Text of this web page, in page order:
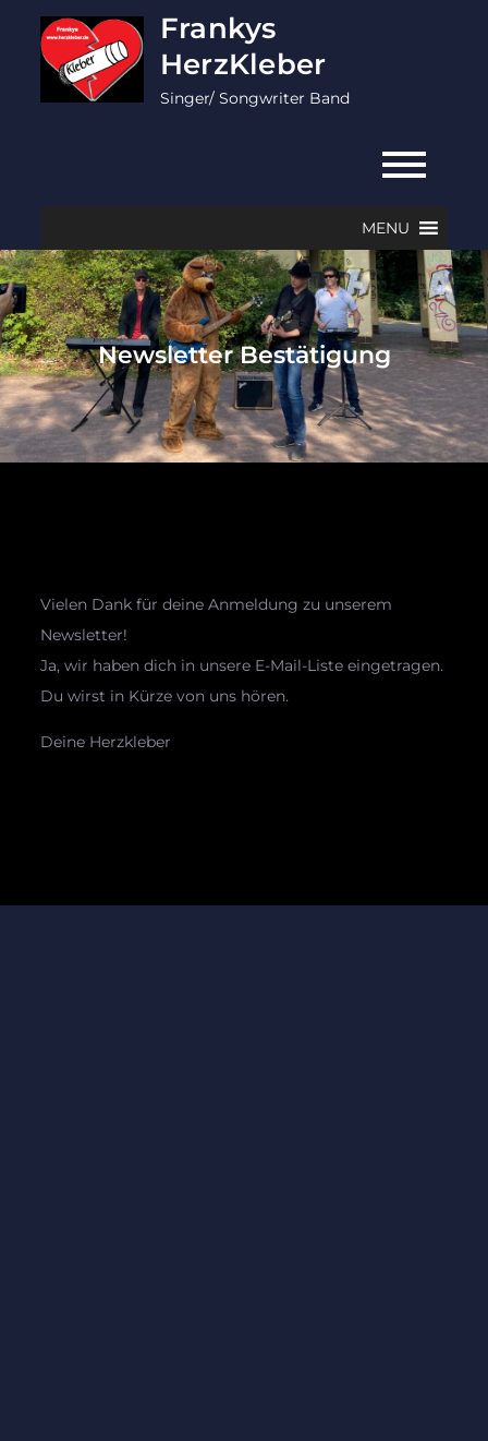
content
Frankys
HerzKleber
Singer/ Songwriter Band
MENU
Newsletter Bestätigung
Vielen Dank für deine Anmeldung zu unserem
Newsletter!
Ja, wir haben dich in unsere E-Mail-Liste eingetragen.
Du wirst in Kürze von uns hören.
Deine Herzkleber